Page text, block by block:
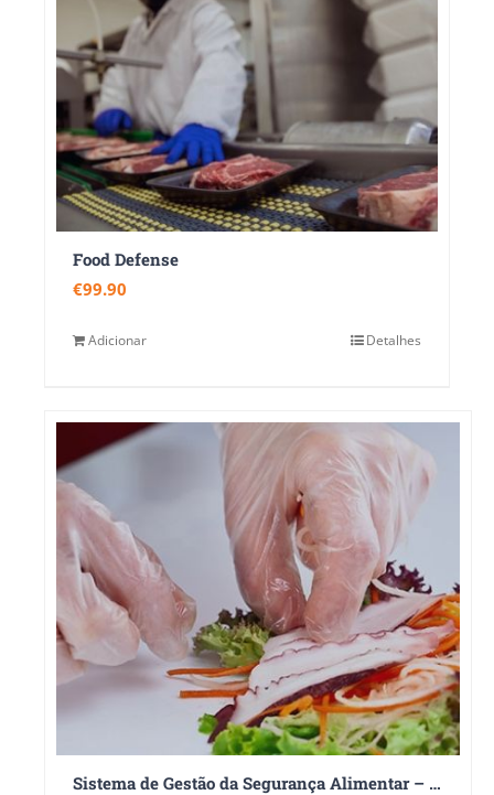
Food Defense
€99.90
Adicionar Detalhes
Sistema de Gestão da Segurança Alimentar – NP EN ISO 22000:2018